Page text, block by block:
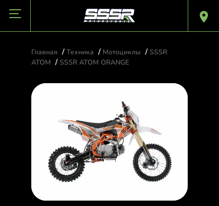
Главная / Техника / Мотоциклы / SSSR
ATOM / SSSR ATOM ORANGE